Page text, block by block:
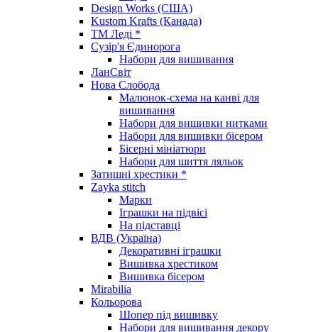
Design Works (США)
Kustom Krafts (Канада)
ТМ Леді *
Сузір'я Єдинорога
Набори для вишивання
ЛанСвіт
Нова Слобода
Малюнок-схема на канві для
вишивання
Набори для вишивки нитками
Набори для вишивки бісером
Бісерні мініатюри
Набори для шиття ляльок
Затишні хрестики *
Zayka stitch
Марки
Іграшки на підвісі
На підставці
ВДВ (Україна)
Декоративні іграшки
Вишивка хрестиком
Вишивка бісером
Mirabilia
Кольорова
Шопер під вишивку
Набори для вишивання декору